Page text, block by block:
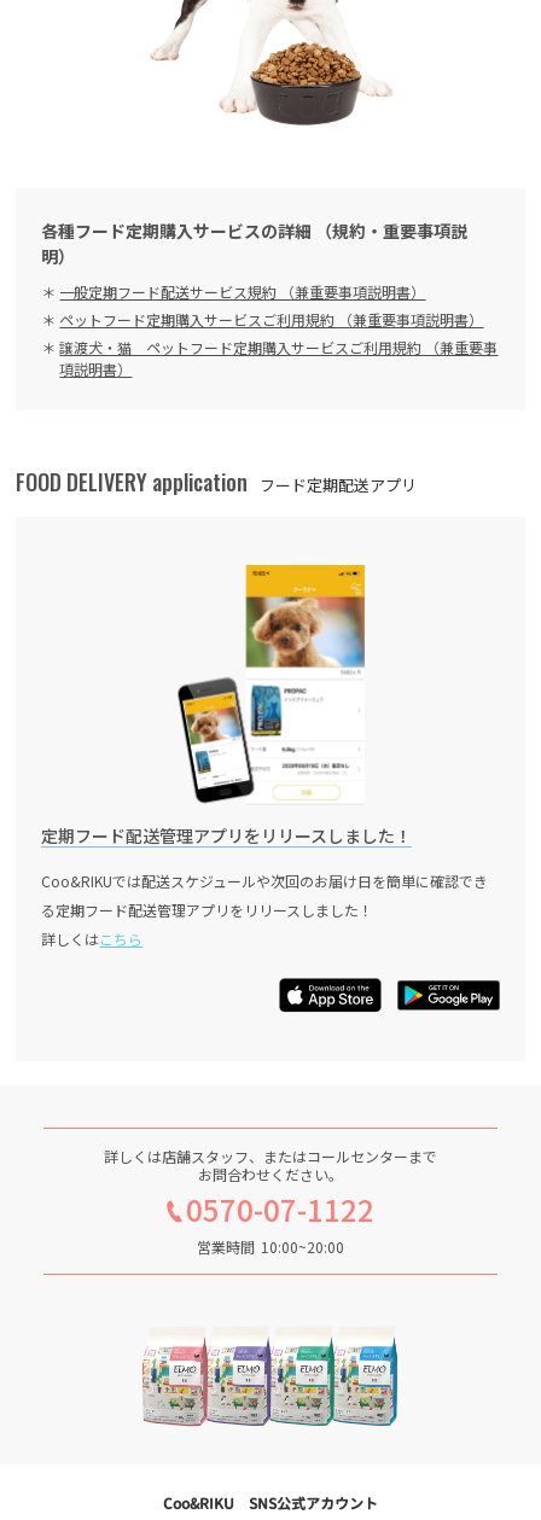
各種フード定期購入サービスの詳細 （規約・重要事項説
明）
一般定期フード配送サービス規約 （兼重要事項説明書）
ペットフード定期購入サービスご利用規約 （兼重要事項説明書）
譲渡犬・猫 ペットフード定期購入サービスご利用規約 （兼重要事
項説明書）
FOOD DELIVERY application フード定期配送アプリ
定期フード配送管理アプリをリリースしました！
Coo&RIKUでは配送スケジュールや次回のお届け日を簡単に確認でき
る定期フード配送管理アプリをリリースしました！
詳しくはこちら
詳しくは店舗スタッフ、またはコールセンターまで
お問合わせください。
0570-07-1122
営業時間 10:00~20:00
Coo&RIKU SNS公式アカウント